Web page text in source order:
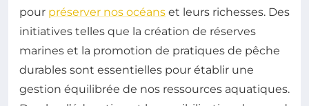
pour préserver nos océans et leurs richesses. Des
initiatives telles que la création de réserves
marines et la promotion de pratiques de pêche
durables sont essentielles pour établir une
gestion équilibrée de nos ressources aquatiques.